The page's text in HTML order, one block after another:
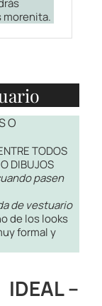
morenita.
O
TODOS
DIBUJOS
pasen
de vestuario
de los looks
formal y
IDEAL –